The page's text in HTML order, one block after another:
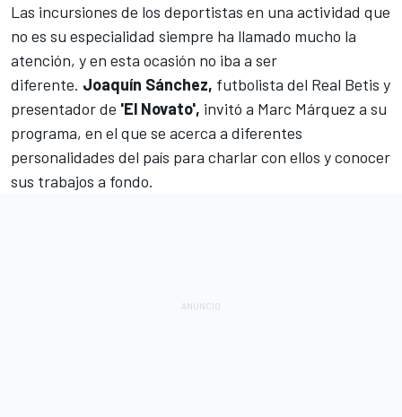
Las incursiones de los deportistas en una actividad que
no es su especialidad siempre ha llamado mucho la
atención, y en esta ocasión no iba a ser
diferente. Joaquín Sánchez, futbolista del Real Betis y
presentador de 'El Novato', invitó a Marc Márquez a su
programa, en el que se acerca a diferentes
personalidades del país para charlar con ellos y conocer
sus trabajos a fondo.